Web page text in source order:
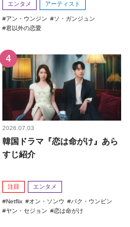
エンタメ アーティスト
アン・ウンジン
ソ・ガンジュン
君以外の恋愛
2026.07.03
韓国ドラマ『恋は命がけ』あら
すじ紹介
注目 エンタメ
Netflix オン・ソンウ
パク・ウンビン
ヤン・セジョン
恋は命がけ